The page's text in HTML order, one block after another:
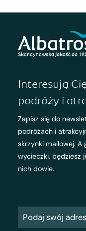
Interesują
podróży i
Zapisz się do
podróżach i
skrzynki mailowej.
wycieczki, będziesz
nich dowie.